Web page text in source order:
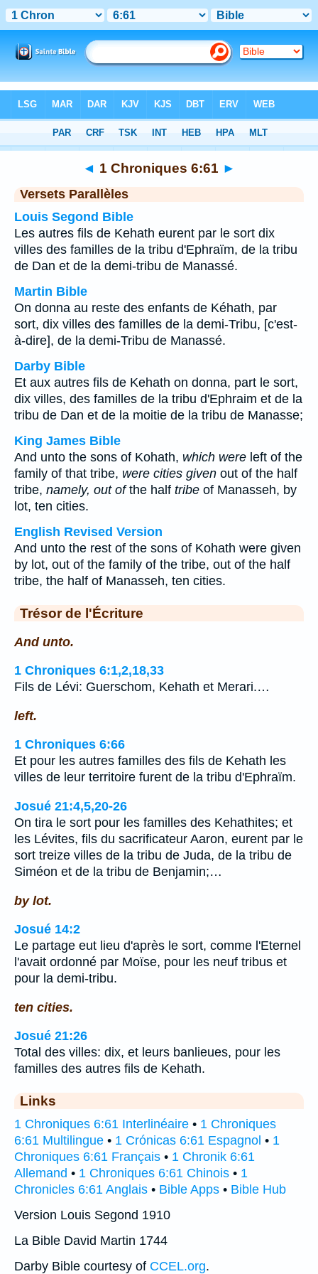
>Chapitre 6 > Verset 61
◄ 1 Chroniques 6:61 ►
Versets Parallèles
Louis Segond Bible
Les autres fils de Kehath eurent par le sort dix
villes des familles de la tribu d'Ephraïm, de la tribu
de Dan et de la demi-tribu de Manassé.
Martin Bible
On donna au reste des enfants de Kéhath, par
sort, dix villes des familles de la demi-Tribu, [c'est-
à-dire], de la demi-Tribu de Manassé.
Darby Bible
Et aux autres fils de Kehath on donna, part le sort,
dix villes, des familles de la tribu d'Ephraim et de la
tribu de Dan et de la moitie de la tribu de Manasse;
King James Bible
And unto the sons of Kohath, which were left of the
family of that tribe, were cities given out of the half
tribe, namely, out ofthe half tribe of Manasseh, by
lot, ten cities.
English Revised Version
And unto the rest of the sons of Kohath were given
by lot, out of the family of the tribe, out of the half
tribe, the half of Manasseh, ten cities.
Trésor de l'Écriture
And unto.
1 Chroniques 6:1,2,18,33
Fils de Lévi: Guerschom, Kehath et Merari.…
left.
1 Chroniques 6:66
Et pour les autres familles des fils de Kehath les
villes de leur territoire furent de la tribu d'Ephraïm.
Josué 21:4,5,20-26
On tira le sort pour les familles des Kehathites; et
les Lévites, fils du sacrificateur Aaron, eurent par le
sort treize villes de la tribu de Juda, de la tribu de
Siméon et de la tribu de Benjamin;…
by lot.
Josué 14:2
Le partage eut lieu d'après le sort, comme l'Eternel
l'avait ordonné par Moïse, pour les neuf tribus et
pour la demi-tribu.
ten cities.
Josué 21:26
Total des villes: dix, et leurs banlieues, pour les
familles des autres fils de Kehath.
Links
1 Chroniques 6:61 Interlinéaire • 1 Chroniques
6:61 Multilingue • 1 Crónicas 6:61 Espagnol • 1
Chroniques 6:61 Français • 1 Chronik 6:61
Allemand • 1 Chroniques 6:61 Chinois • 1
Chronicles 6:61 Anglais • Bible Apps • Bible Hub
Version Louis Segond 1910
La Bible David Martin 1744
Darby Bible courtesy of CCEL.org.